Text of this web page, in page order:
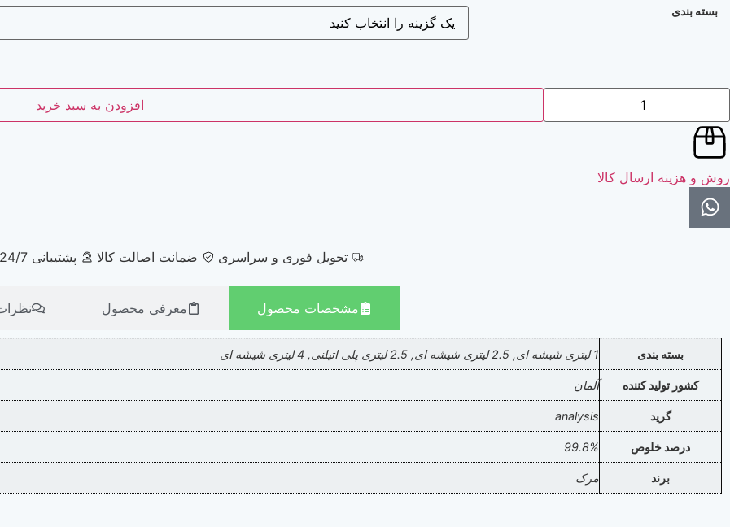
بسته بندی
افزودن به سبد خرید
روش و هزینه ارسال کالا
تحویل فوری و سراسری ضمانت اصالت کالا پشتیبانی 24/7
مشخصات محصول معرفی محصول
بسته بندی 1 لیتری شیشه ای, 2.5 لیتری شیشه ای, 2.5 لیتری پلی اتیلنی, 4 لیتری شیشه ای
کشور تولید کننده آلمان
گرید analysis
درصد خلوص 99.8%
برند مرک